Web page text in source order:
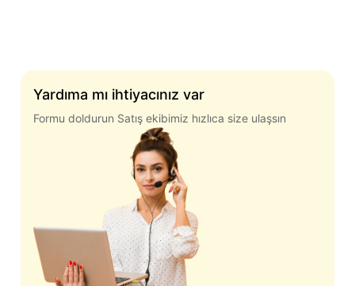
Yardıma mı ihtiyacınız var
Formu doldurun Satış ekibimiz hızlıca size ulaşsın